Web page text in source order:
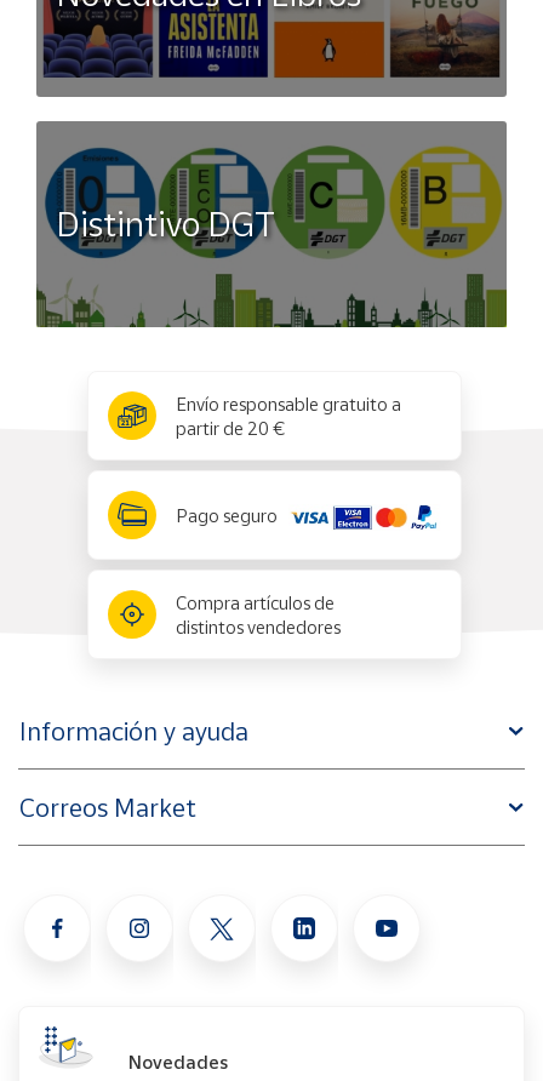
Distintivo DGT
Envío responsable gratuito a
partir de 20 €
Pago seguro
Compra artículos de
distintos vendedores
Información y ayuda
Correos Market
Novedades